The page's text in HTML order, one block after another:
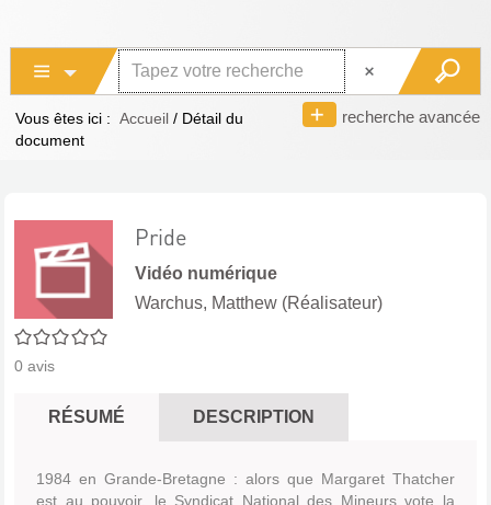
recherche avancée
Vous êtes ici : Accueil / Détail du
document
0/5
0 avis
Pride
Vidéo numérique
Warchus, Matthew (Réalisateur)
RÉSUMÉ DESCRIPTION
1984 en Grande-Bretagne : alors que Margaret Thatcher
est au pouvoir, le Syndicat National des Mineurs vote la